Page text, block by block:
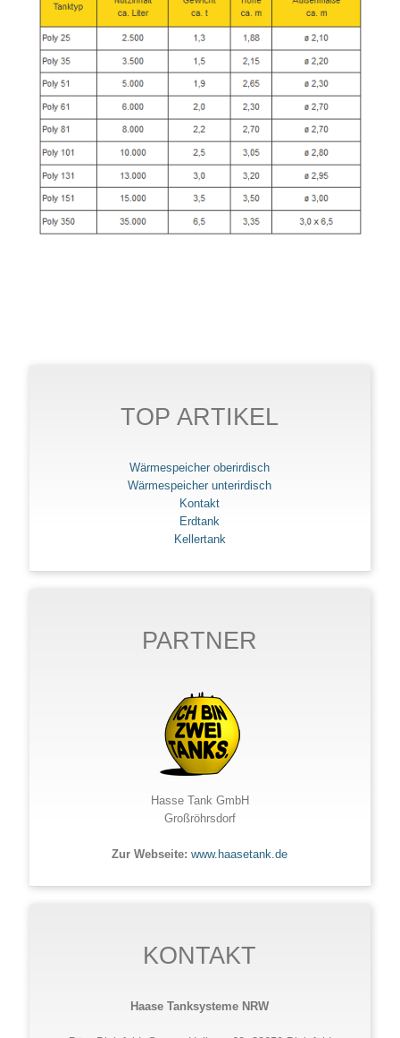
TOP ARTIKEL
Wärmespeicher oberirdisch
Wärmespeicher unterirdisch
Kontakt
Erdtank
Kellertank
PARTNER
Hasse Tank GmbH
Großröhrsdorf
Zur Webseite: www.haasetank.de
KONTAKT
Haase Tanksysteme NRW